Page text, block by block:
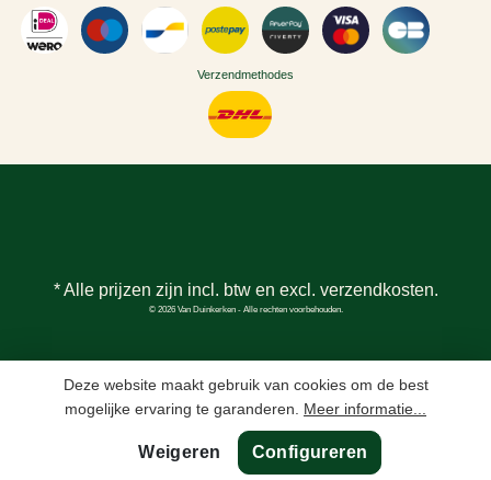
Verzendmethodes
* Alle prijzen zijn incl. btw en excl. verzendkosten.
© 2026 Van Duinkerken - Alle rechten voorbehouden.
Deze website maakt gebruik van cookies om de best
mogelijke ervaring te garanderen. Meer informatie...
Weigeren Configureren